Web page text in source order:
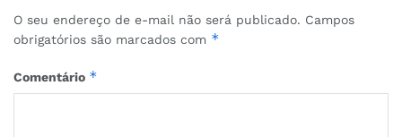
O seu endereço de e-mail não será publicado. Campos
obrigatórios são marcados com *
Comentário *